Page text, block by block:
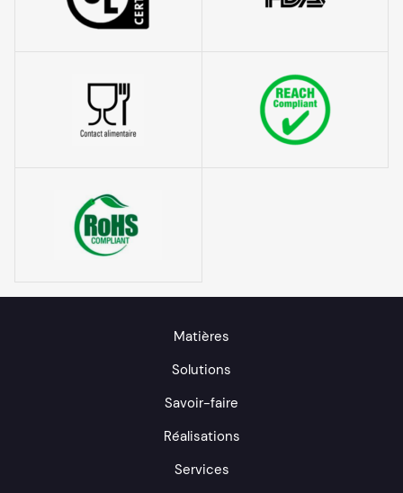
Matières
Solutions
Savoir-faire
Réalisations
Services